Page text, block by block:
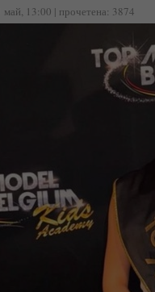
13:00 | прочетена: 3874